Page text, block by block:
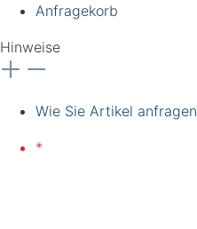
Anfragekorb
Hinweise
Wie Sie Artikel anfragen
*